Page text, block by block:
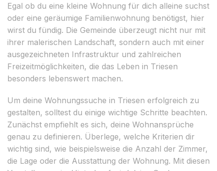
Egal ob du eine kleine Wohnung für dich alleine suchst
oder eine geräumige Familienwohnung benötigst, hier
wirst du fündig. Die Gemeinde überzeugt nicht nur mit
ihrer malerischen Landschaft, sondern auch mit einer
ausgezeichneten Infrastruktur und zahlreichen
Freizeitmöglichkeiten, die das Leben in Triesen
besonders lebenswert machen.
Um deine Wohnungssuche in Triesen erfolgreich zu
gestalten, solltest du einige wichtige Schritte beachten.
Zunächst empfiehlt es sich, deine Wohnansprüche
genau zu definieren. Überlege, welche Kriterien dir
wichtig sind, wie beispielsweise die Anzahl der Zimmer,
die Lage oder die Ausstattung der Wohnung. Mit diesen